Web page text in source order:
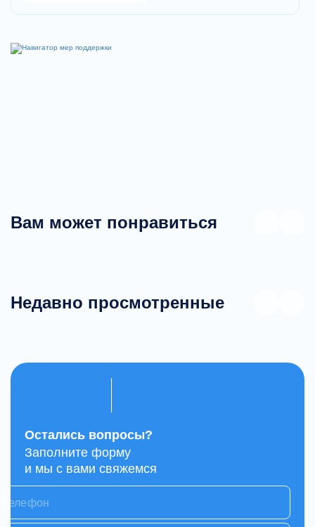
Вам может понравиться
Недавно просмотренные
Остались вопросы?
Заполните форму
и мы с вами свяжемся